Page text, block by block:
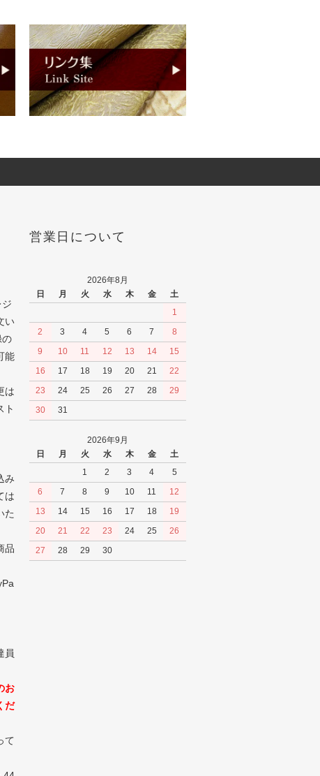
い
の
能
は
ト
み
は
た
品
員
お
だ
て
営業日について
2026年8月
日
月 火 水 木 金
土
1
2
3 4 5 6 7
8
9
10 11 12 13 14
15
16
17 18 19 20 21
22
23
24 25 26 27 28
29
30
31
2026年9月
日
月 火 水 木 金
土
1
2 3 4
5
6
7 8 9 10 11
12
13
14 15 16 17 18
19
20
21 22 23 24 25
26
27
28 29 30